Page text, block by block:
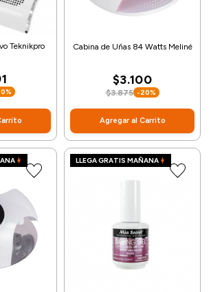
Teknikpro Cabina de Uñas 84 Watts Meliné
$3.100
$3.875 -20%
Agregar al Carrito
LLEGA GRATIS MAÑANA